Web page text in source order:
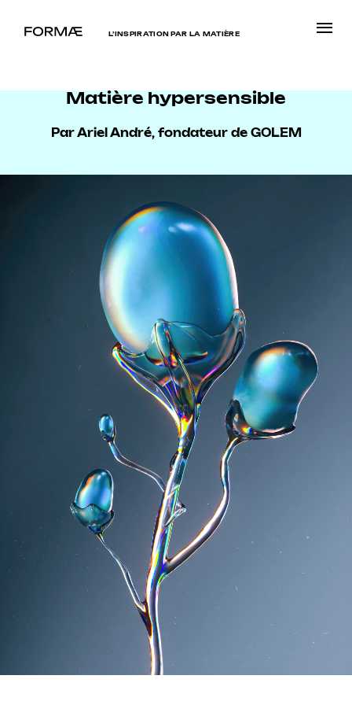
L’INSPIRATION PAR LA MATIÈRE
Matière hypersensible
Par Ariel André, fondateur de GOLEM